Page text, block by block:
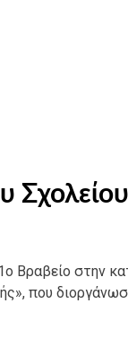
Βραβείο στην
που